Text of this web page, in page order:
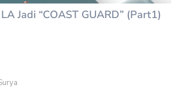
Jadi “COAST GUARD” (Part1)